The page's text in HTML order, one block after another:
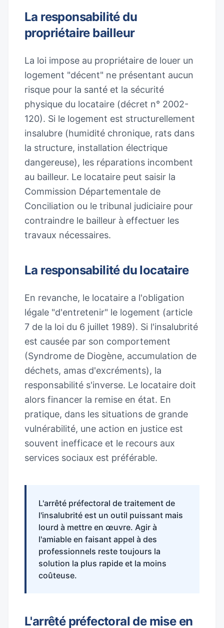
La responsabilité du
propriétaire bailleur
La loi impose au propriétaire de louer un
logement "décent" ne présentant aucun
risque pour la santé et la sécurité
physique du locataire (décret n° 2002-
120). Si le logement est structurellement
insalubre (humidité chronique, rats dans
la structure, installation électrique
dangereuse), les réparations incombent
au bailleur. Le locataire peut saisir la
Commission Départementale de
Conciliation ou le tribunal judiciaire pour
contraindre le bailleur à effectuer les
travaux nécessaires.
La responsabilité du locataire
En revanche, le locataire a l'obligation
légale "d'entretenir" le logement (article
7 de la loi du 6 juillet 1989). Si l'insalubrité
est causée par son comportement
(Syndrome de Diogène, accumulation de
déchets, amas d'excréments), la
responsabilité s'inverse. Le locataire doit
alors financer la remise en état. En
pratique, dans les situations de grande
vulnérabilité, une action en justice est
souvent inefficace et le recours aux
services sociaux est préférable.
L'arrêté préfectoral de traitement de
l'insalubrité est un outil puissant mais
lourd à mettre en œuvre. Agir à
l'amiable en faisant appel à des
professionnels reste toujours la
solution la plus rapide et la moins
coûteuse.
L'arrêté préfectoral de mise en